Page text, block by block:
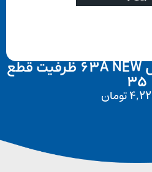
کلید اتوماتیک فیکس 63A NEW ظرفیت قطع
تومان